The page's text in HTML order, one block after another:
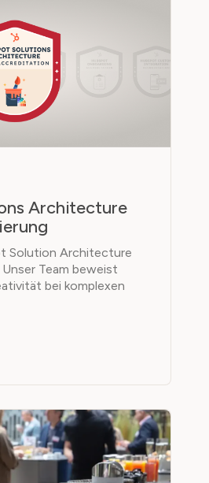
Architecture
Solution Architecture
Team beweist
bei komplexen